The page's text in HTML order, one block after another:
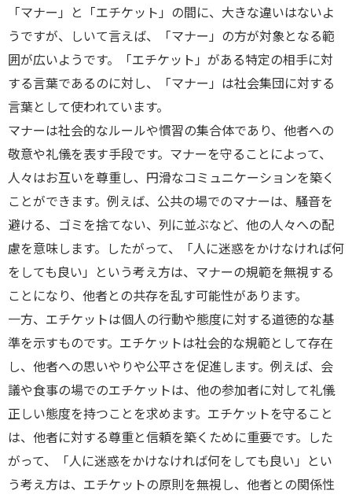
「マナー」と「エチケット」の間に、大きな違いはないよ
うですが、しいて言えば、「マナー」の方が対象となる範
囲が広いようです。「エチケット」がある特定の相手に対
する言葉であるのに対し、「マナー」は社会集団に対する
言葉として使われています。
マナーは社会的なルールや慣習の集合体であり、他者への
敬意や礼儀を表す手段です。マナーを守ることによって、
人々はお互いを尊重し、円滑なコミュニケーションを築く
ことができます。例えば、公共の場でのマナーは、騒音を
避ける、ゴミを捨てない、列に並ぶなど、他の人々への配
慮を意味します。したがって、「人に迷惑をかけなければ何
をしても良い」という考え方は、マナーの規範を無視する
ことになり、他者との共存を乱す可能性があります。
一方、エチケットは個人の行動や態度に対する道徳的な基
準を示すものです。エチケットは社会的な規範として存在
し、他者への思いやりや公平さを促進します。例えば、会
議や食事の場でのエチケットは、他の参加者に対して礼儀
正しい態度を持つことを求めます。エチケットを守ること
は、他者に対する尊重と信頼を築くために重要です。した
がって、「人に迷惑をかけなければ何をしても良い」とい
う考え方は、エチケットの原則を無視し、他者との関係性